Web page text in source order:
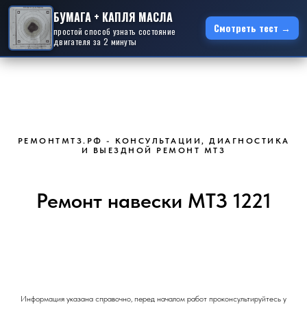
БУМАГА + КАПЛЯ МАСЛА
простой способ узнать состояние
двигателя за 2 минуты
Смотреть тест →
РЕМОНТМТЗ.РФ - КОНСУЛЬТАЦИИ, ДИАГНОСТИКА
И ВЫЕЗДНОЙ РЕМОНТ МТЗ
Ремонт навески МТЗ 1221
Информация указана справочно, перед началом работ проконсультируйтесь у